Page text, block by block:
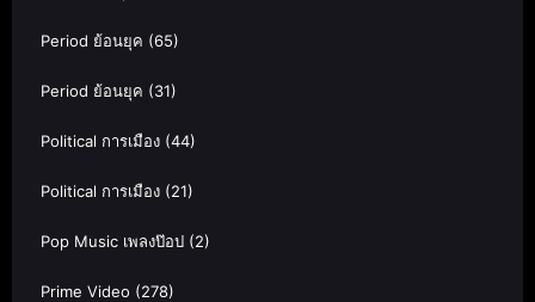
Period ย้อนยุค (65)
Period ย้อนยุค (31)
Political การเมือง (44)
Political การเมือง (21)
Pop Music เพลงป๊อป (2)
Prime Video (278)